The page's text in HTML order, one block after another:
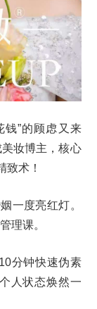
钱”的顾虑又来
妆博主，核心
致术！
一度亮红灯。
理课。
分钟快速伪素
人状态焕然一